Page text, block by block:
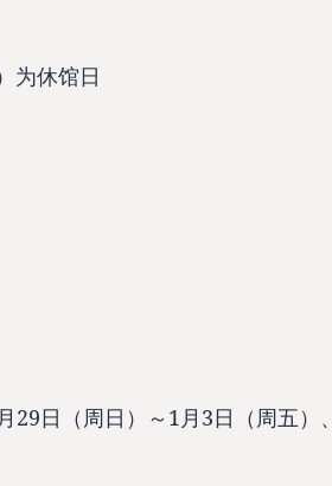
为休馆日
日（周日）～1月3日（周五）